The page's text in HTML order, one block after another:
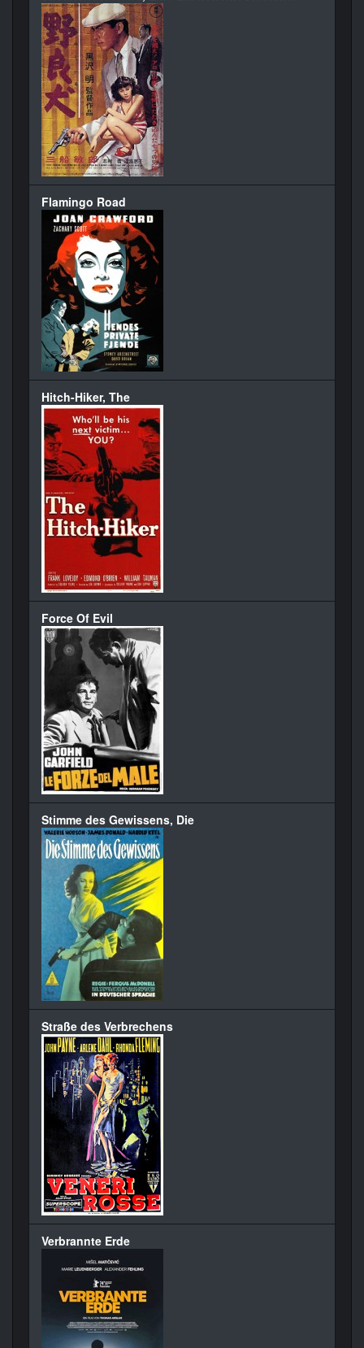
Flamingo Road
Hitch-Hiker, The
Force Of Evil
Stimme des Gewissens, Die
Straße des Verbrechens
Verbrannte Erde